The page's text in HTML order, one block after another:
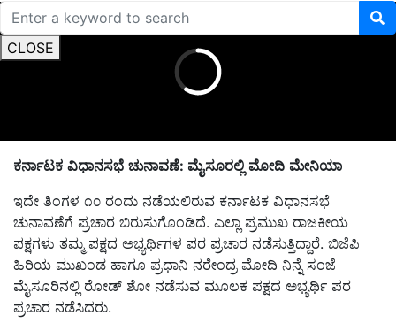
CLOSE
ಕರ್ನಾಟಕ ವಿಧಾನಸಭೆ ಚುನಾವಣೆ: ಮೈಸೂರಲ್ಲಿ ಮೋದಿ ಮೇನಿಯಾ
ಇದೇ ತಿಂಗಳ ೧೦ ರಂದು ನಡೆಯಲಿರುವ ಕರ್ನಾಟಕ ವಿಧಾನಸಭೆ
ಚುನಾವಣೆಗೆ ಪ್ರಚಾರ ಬಿರುಸುಗೊಂಡಿದೆ. ಎಲ್ಲಾ ಪ್ರಮುಖ ರಾಜಕೀಯ
ಪಕ್ಷಗಳು ತಮ್ಮ ಪಕ್ಷದ ಅಭ್ಯರ್ಥಿಗಳ ಪರ ಪ್ರಚಾರ ನಡೆಸುತ್ತಿದ್ದಾರೆ. ಬಿಜೆಪಿ
ಹಿರಿಯ ಮುಖಂಡ ಹಾಗೂ ಪ್ರಧಾನಿ ನರೇಂದ್ರ ಮೋದಿ ನಿನ್ನೆ ಸಂಜೆ
ಮೈಸೂರಿನಲ್ಲಿ ರೋಡ್ ಶೋ ನಡೆಸುವ ಮೂಲಕ ಪಕ್ಷದ ಅಭ್ಯರ್ಥಿ ಪರ
ಪ್ರಚಾರ ನಡೆಸಿದರು.